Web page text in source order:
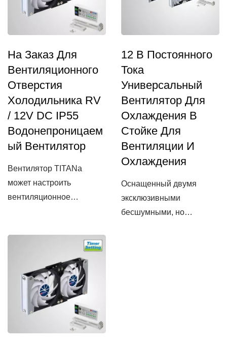
На Заказ Для
Вентиляционного
Отверстия
Холодильника RV
/ 12V DC IP55
Водонепроницаем
Ый Вентилятор
Вентилятор TITANа
может настроить
вентиляционное
12 В Постоянного
Тока
Универсальный
Вентилятор Для
Охлаждения В
Стойке Для
Вентиляции И
Охлаждения
Оснащенный двумя
эксклюзивными
бесшумными, но